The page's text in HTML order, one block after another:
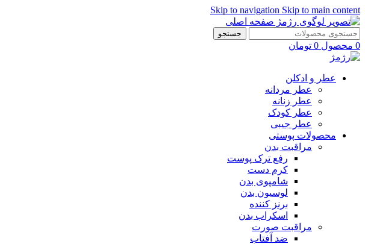
Skip to navigation Skip to main content
جستجو
0 محصول 0 تومان
عطر و ادکلن
عطر مردانه
عطر زنانه
عطر کودک
عطر جیبی
محصولات پوستی
مراقبت بدن
رفع ترک پوست
کرم دست
شامپوی بدن
لوسیون بدن
برنز کننده
اسکراب بدن
مراقبت صورت
ضد آفتاب